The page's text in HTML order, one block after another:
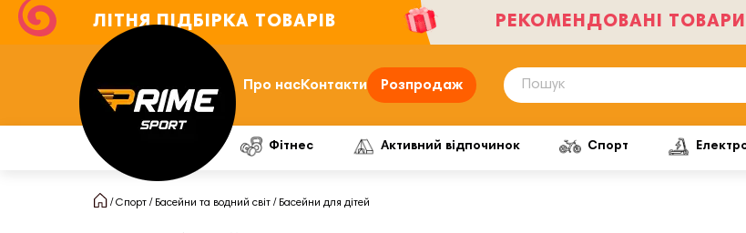
ЛІТНЯ ПІДБІРКА ТОВАРІВ РЕКОМЕНДОВАНІ ТОВАРИ
Про насКонтакти Розпродаж
Фітнес Активний відпочинок Спорт
Спорт Басейни та водний світ Басейни для дітей